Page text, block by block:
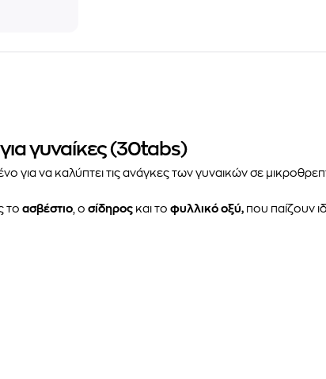
γυναίκες (30tabs)
για να καλύπτει τις ανάγκες των γυναικών σε
το ασβέστιο , ο σίδηρος και το φυλλικό οξύ, που παίζουν